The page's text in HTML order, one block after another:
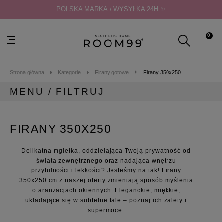
POLSKA MARKA / WYSYŁKA 24H ✨
0
Strona główna Kategorie Firany gotowe Firany 350x250
MENU / FILTRUJ
Kategorie
Zasłony na taras
Firany gotowe
Firany gładkie
Firany 140x230
Firany 140x240
FIRANY 350X250
Delikatna mgiełka, oddzielająca Twoją prywatność od
świata zewnętrznego oraz nadająca wnętrzu
przytulności i lekkości? Jesteśmy na tak! Firany
350x250 cm z naszej oferty zmieniają sposób myślenia
o aranżacjach okiennych. Eleganckie, miękkie,
układające się w subtelne fale – poznaj ich zalety i
supermoce.